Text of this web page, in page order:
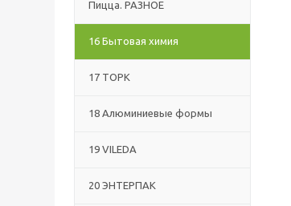
Пицца. РАЗНОЕ
16 Бытовая химия
17 ТОРК
18 Алюминиевые формы
19 VILEDA
20 ЭНТЕРПАК